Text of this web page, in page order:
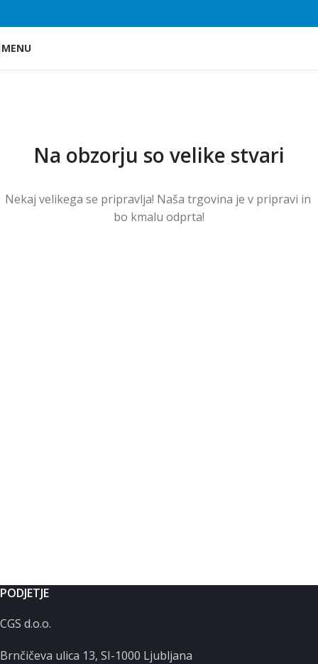
MENU
Na obzorju so velike stvari
Nekaj ​​velikega se pripravlja! Naša trgovina je v pripravi in ​​
bo kmalu odprta!
PODJETJE
CGS d.o.o.
Brnčičeva ulica 13, SI-1000 Ljubljana